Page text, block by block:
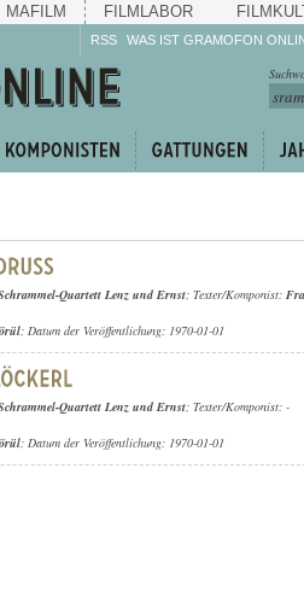
MAFILM FILMLABOR
RSS WAS IST GRAMOFON
Quartett Lenz und Ernst; Texter/Komponist:
; Datum der Veröffentlichung: 1970-01-01
Quartett Lenz und Ernst; Texter/Komponist: -
; Datum der Veröffentlichung: 1970-01-01